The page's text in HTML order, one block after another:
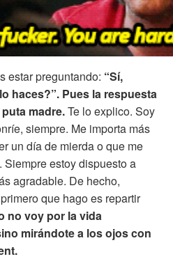
estar preguntando: “Sí,
haces?”. Pues la respuesta
madre.Te lo explico. Soy
siempre. Me importa más
un día de mierda o que me
Siempre estoy dispuesto a
agradable. De hecho,
que hago es repartir
no voy por la vida
mirándote a los ojos con